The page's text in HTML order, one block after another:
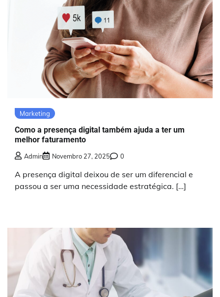
Marketing
Como a presença digital também ajuda a ter um
melhor faturamento
Admin Novembro 27, 2025 0
A presença digital deixou de ser um diferencial e
passou a ser uma necessidade estratégica. […]